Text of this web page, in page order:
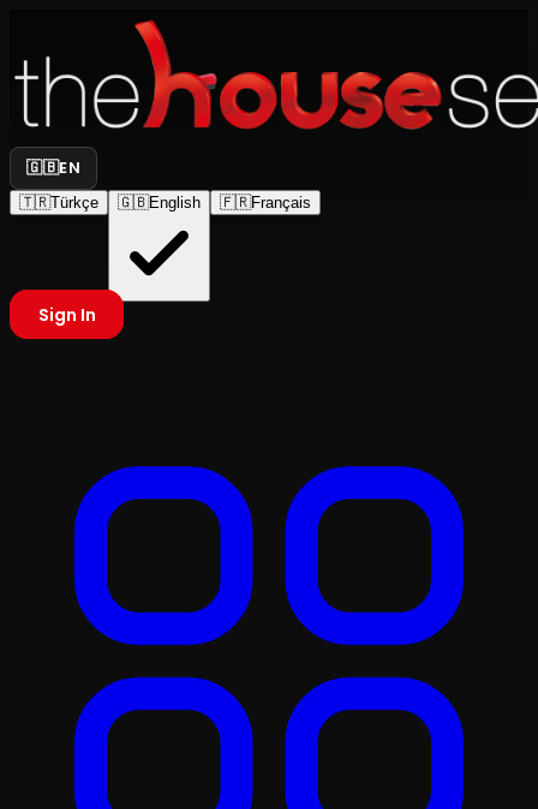
🇬🇧EN
🇹🇷Türkçe 🇬🇧English 🇫🇷Français
Sign In